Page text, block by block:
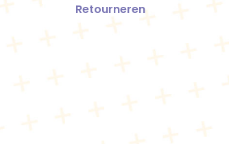
Retourneren